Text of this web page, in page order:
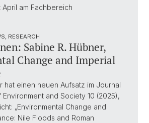
April am Fachbereich
RESEARCH
Sabine R. Hübner,
Change and Imperial
hat einen neuen Aufsatz im Journal
and Society 10 (2025),
„Environmental Change and
Nile Floods and Roman